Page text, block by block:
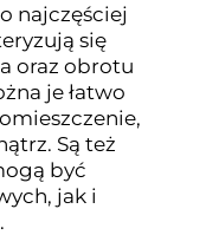
najczęściej
się
oraz obrotu
je łatwo
Są też
być
jak i